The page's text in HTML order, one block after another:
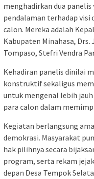
menghadirkan dua
pendalaman terhadap visi
calon. Mereka adalah
Kabupaten Minahasa,
Tompaso, Stefri Vendra
Kehadiran panelis dinilai
konstruktif sekaligus
untuk mengenal lebih
para calon dalam
Kegiatan berlangsung
demokrasi. Masyarakat
hak pilihnya secara
program, serta rekam
depan Desa Tempok